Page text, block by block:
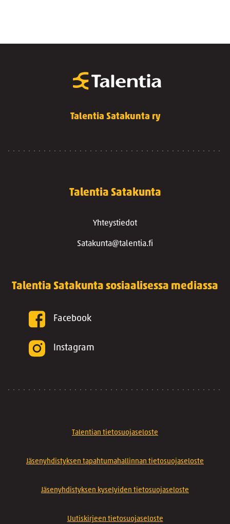
Talentia Satakunta ry
Talentia Satakunta
Yhteystiedot
Satakunta@talentia.fi
Talentia Satakunta sosiaalisessa mediassa
Facebook
Instagram
Talentian tietosuojaseloste
Jäsenyhdistyksen tapahtumahallinnan tietosuojaseloste
Jäsenyhdistyksen kyselyiden tietosuojaseloste
Uutiskirjeen tietosuojaseloste